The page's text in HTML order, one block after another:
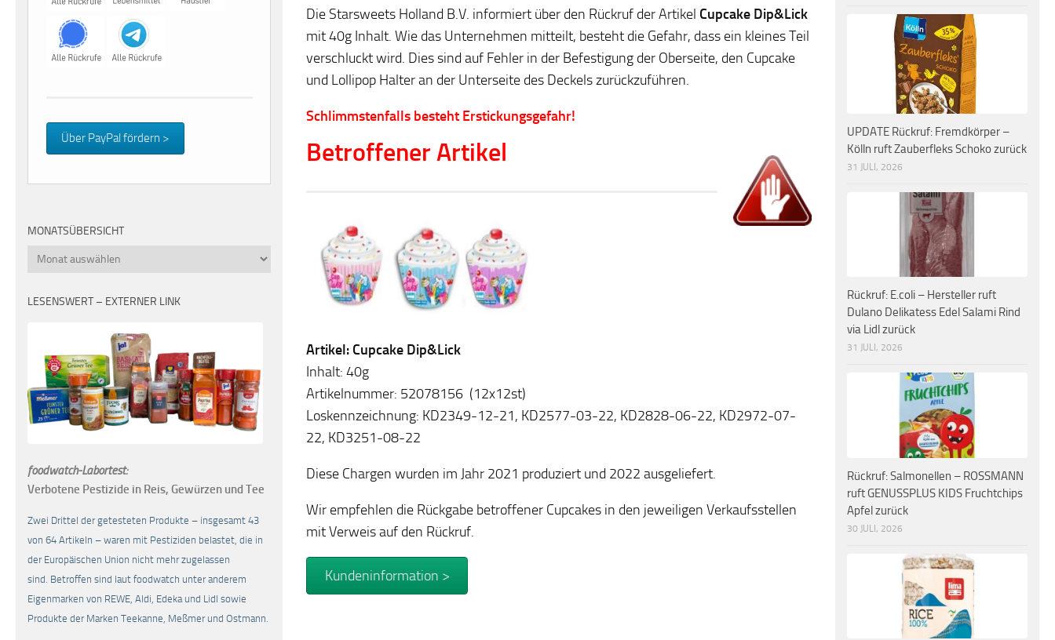
Die Starsweets Holland B.V. informiert über den Rückruf der Artikel Cupcake Dip&Lick
mit 40g Inhalt. Wie das Unternehmen mitteilt, besteht die Gefahr, dass ein kleines Teil
verschluckt wird. Dies sind auf Fehler in der Befestigung der Oberseite, den Cupcake
und Lollipop Halter an der Unterseite des Deckels zurückzuführen.
Schlimmstenfalls besteht Erstickungsgefahr!
Betroffener Artikel
Artikel: Cupcake Dip&Lick
Inhalt: 40g
Artikelnummer: 52078156 (12x12st)
Loskennzeichnung: KD2349-12-21, KD2577-03-22, KD2828-06-22, KD2972-07-
22, KD3251-08-22
Diese Chargen wurden im Jahr 2021 produziert und 2022 ausgeliefert.
Wir empfehlen die Rückgabe betroffener Cupcakes in den jeweiligen Verkaufsstellen
mit Verweis auf den Rückruf.
Kundeninformation >
Über PayPal fördern >
MONATSÜBERSICHT
Monatsübersicht
LESENSWERT – EXTERNER LINK
foodwatch-Labortest:
Verbotene Pestizide in Reis, Gewürzen und Tee
Zwei Drittel der getesteten Produkte – insgesamt 43
von 64 Artikeln – waren mit Pestiziden belastet, die in
der Europäischen Union nicht mehr zugelassen
sind. Betroffen sind laut foodwatch unter anderem
Eigenmarken von REWE, Aldi, Edeka und Lidl sowie
Produkte der Marken Teekanne, Meßmer und Ostmann.
UPDATE Rückruf: Fremdkörper –
Kölln ruft Zauberfleks Schoko zurück
31 JULI, 2026
Rückruf: E.coli – Hersteller ruft
Dulano Delikatess Edel Salami Rind
via Lidl zurück
31 JULI, 2026
Rückruf: Salmonellen – ROSSMANN
ruft GENUSSPLUS KIDS Fruchtchips
Apfel zurück
30 JULI, 2026